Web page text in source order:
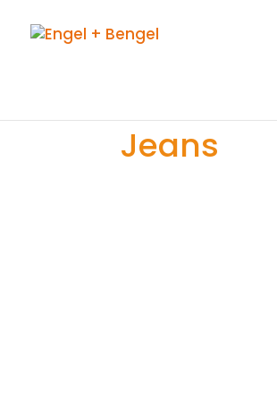
Jeans